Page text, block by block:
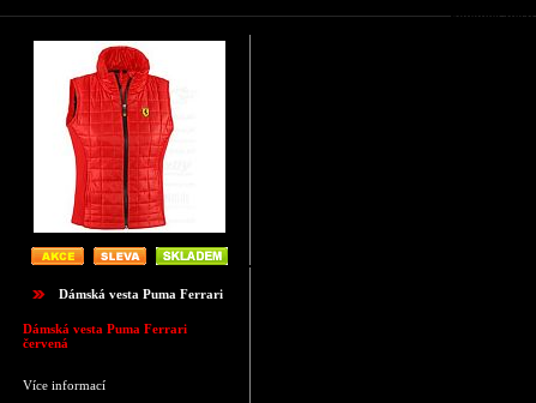
Podobné
Dámská vesta Puma Ferrari
Dámská vesta Puma Ferrari
červená
Více informací